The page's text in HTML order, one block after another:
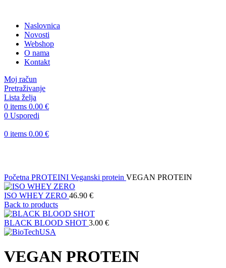
Naslovnica
Novosti
Webshop
O nama
Kontakt
Moj račun
Pretraživanje
Lista želja
0 items 0.00 €
0 Usporedi
0 items 0.00 €
Početna PROTEINI Veganski protein VEGAN PROTEIN
ISO WHEY ZERO 46.90 €
Back to products
BLACK BLOOD SHOT 3.00 €
VEGAN PROTEIN